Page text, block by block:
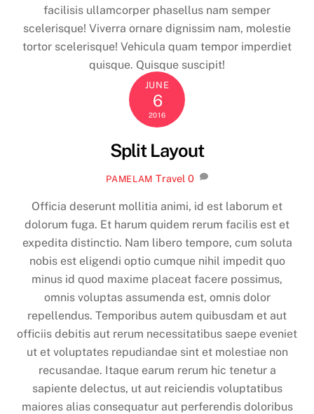
facilisis ullamcorper phasellus nam semper
scelerisque! Viverra ornare dignissim nam, molestie
tortor scelerisque! Vehicula quam tempor imperdiet
quisque. Quisque suscipit!
JUNE
6
2016
Split Layout
PAMELAM Travel 0
Officia deserunt mollitia animi, id est laborum et
dolorum fuga. Et harum quidem rerum facilis est et
expedita distinctio. Nam libero tempore, cum soluta
nobis est eligendi optio cumque nihil impedit quo
minus id quod maxime placeat facere possimus,
omnis voluptas assumenda est, omnis dolor
repellendus. Temporibus autem quibusdam et aut
officiis debitis aut rerum necessitatibus saepe eveniet
ut et voluptates repudiandae sint et molestiae non
recusandae. Itaque earum rerum hic tenetur a
sapiente delectus, ut aut reiciendis voluptatibus
maiores alias consequatur aut perferendis doloribus